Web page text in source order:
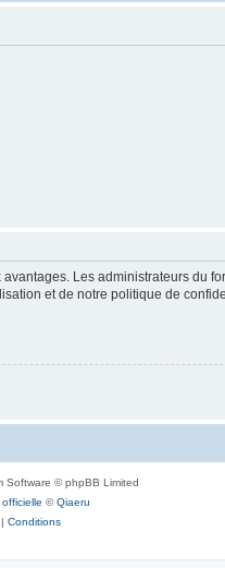
Les administrateurs du
et de notre politique de
Software © phpBB Limited
©Qiaeru
| Conditions